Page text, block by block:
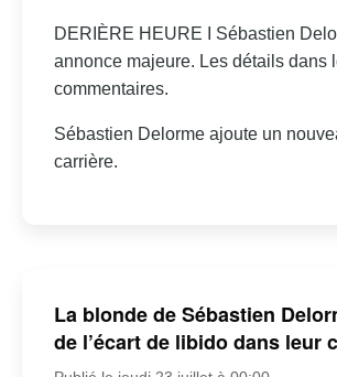
DERIÈRE HEURE I Sébastien
annonce majeure. Les détails dans
commentaires.
Sébastien Delorme ajoute un
carrière.
La blonde de Sébastien
de l’écart de libido dans leur